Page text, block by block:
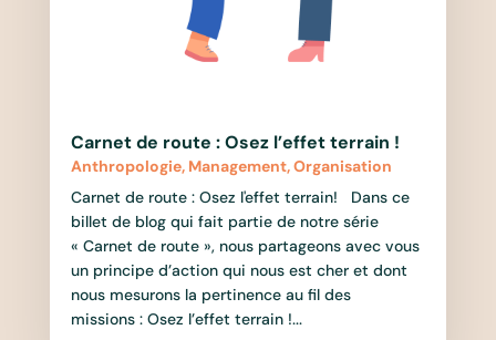
Carnet de route : Osez l’effet terrain !
Anthropologie, Management,Organisation
Carnet de route : Osez l'effet terrain! Dans ce
billet de blog qui fait partie de notre série
« Carnet de route », nous partageons avec vous
un principe d’action qui nous est cher et dont
nous mesurons la pertinence au fil des
missions : Osez l’effet terrain !...